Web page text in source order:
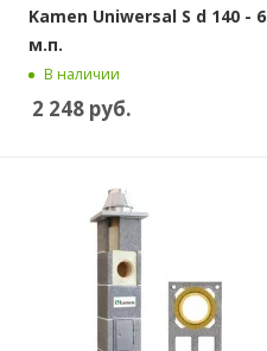
Kamen Uniwersal S d 140 - 6
м.п.
В наличии
2 248руб.